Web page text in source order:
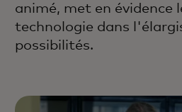
animé, met en évidence
technologie dans
possibilités.